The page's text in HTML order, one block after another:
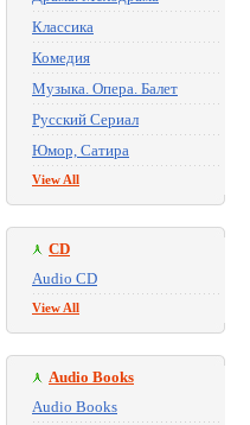
Классика
Комедия
Музыка. Опера. Балет
Русский Сериал
Юмор, Сатира
View All
CD
Audio CD
View All
Audio Books
Audio Books